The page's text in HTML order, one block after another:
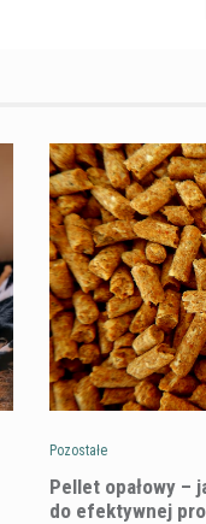
Pozostałe
Pellet opałowy –
do efektywnej